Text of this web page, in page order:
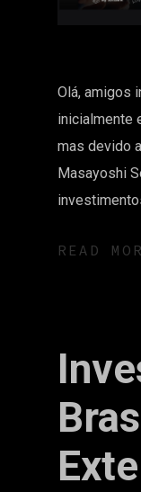
Olá, amigos
inicialmente
mas devido
Masayoshi
READ